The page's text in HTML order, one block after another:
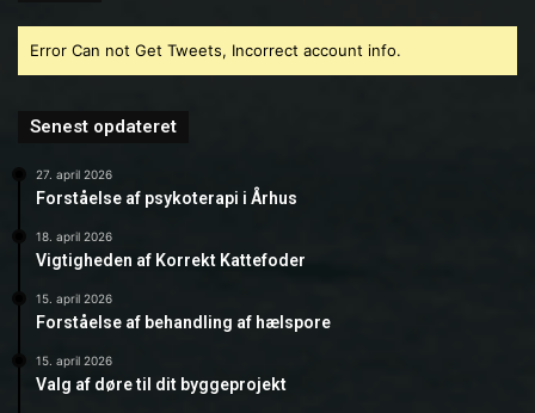
Error Can not Get Tweets, Incorrect account info.
Senest opdateret
27. april 2026
Forståelse af psykoterapi i Århus
18. april 2026
Vigtigheden af Korrekt Kattefoder
15. april 2026
Forståelse af behandling af hælspore
15. april 2026
Valg af døre til dit byggeprojekt